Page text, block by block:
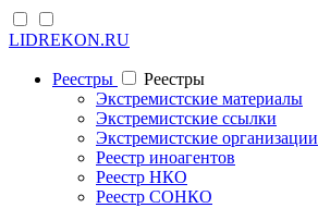
LIDREKON.RU
Реестры
Реестры
Экстремистские материалы
Экстремистские ссылки
Экстремистские организации
Реестр иноагентов
Реестр НКО
Реестр СОНКО